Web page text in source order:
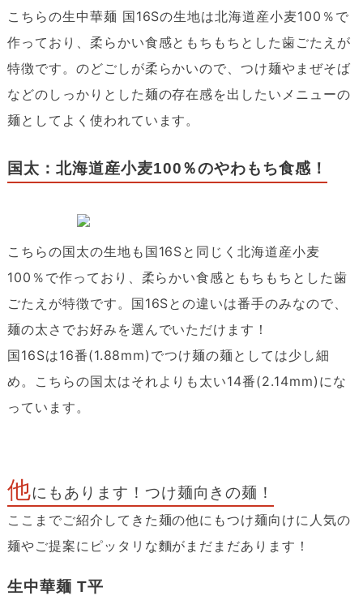
こちらの生中華麺 国16Sの生地は北海道産小麦100％で
作っており、柔らかい食感ともちもちとした歯ごたえが
特徴です。のどごしが柔らかいので、つけ麺やまぜそば
などのしっかりとした麺の存在感を出したいメニューの
麺としてよく使われています。
国太：北海道産小麦100％のやわもち食感！
こちらの国太の生地も国16Sと同じく北海道産小麦
100％で作っており、柔らかい食感ともちもちとした歯
ごたえが特徴です。国16Sとの違いは番手のみなので、
麺の太さでお好みを選んでいただけます！
国16Sは16番(1.88mm)でつけ麺の麺としては少し細
め。こちらの国太はそれよりも太い14番(2.14mm)にな
っています。
他にもあります！つけ麺向きの麺！
ここまでご紹介してきた麺の他にもつけ麺向けに人気の
麺やご提案にピッタリな麵がまだまだあります！
生中華麺 T平